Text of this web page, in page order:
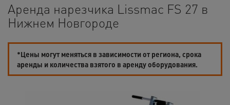
Аренда нарезчика Lissmac FS 27 в
Нижнем Новгороде
*Цены могут меняться в зависимости от региона, срока
аренды и количества взятого в аренду оборудования.